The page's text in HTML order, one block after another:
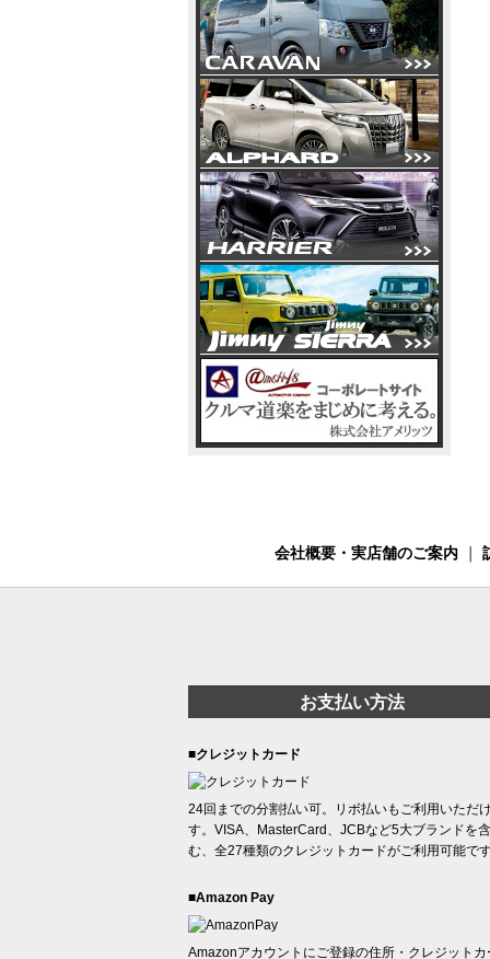
会社概要・実店舗のご案内
お支払い方法
■クレジットカード
24回までの分割払い可。リボ払いもご利用いただ
す。VISA、MasterCard、JCBなど5大ブランドを含
む、全27種類のクレジットカードがご利用可能で
■Amazon Pay
Amazonアカウントにご登録の住所・クレジットカ